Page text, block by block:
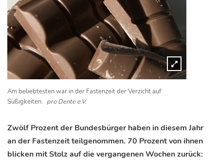
Am beliebtesten war in der Fastenzeit der Verzicht auf
Süßigkeiten. pro Dente e.V.
Zwölf Prozent der Bundesbürger haben in diesem Jahr
an der Fastenzeit teilgenommen. 70 Prozent von ihnen
blicken mit Stolz auf die vergangenen Wochen zurück: